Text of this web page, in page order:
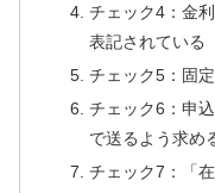
チェック4：金
表記されている
チェック5：固
チェック6：申
で送るよう求め
チェック7：「